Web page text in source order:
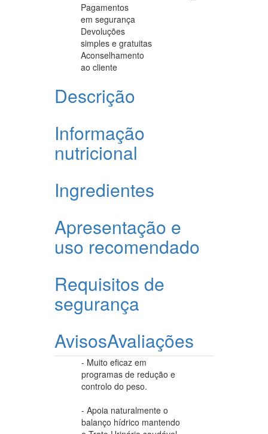
Pagamentos
em segurança
Devoluções
simples e gratuitas
Aconselhamento
ao cliente
Descrição
Informação
nutricional
Ingredientes
Apresentação e
uso recomendado
Requisitos de
segurança
AvisosAvaliações
- Muito eficaz em
programas de redução e
controlo do peso.
- Apoia naturalmente o
balanço hídrico mantendo